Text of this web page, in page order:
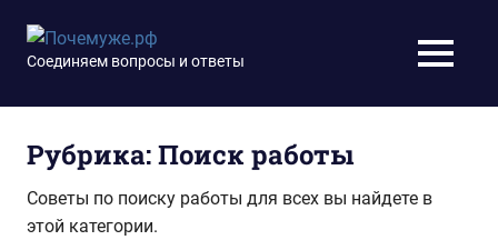
содержимому
Почемуже.рф
Соединяем вопросы и ответы МЕНЮ
Рубрика:Поиск работы
Советы по поиску работы для всех вы найдете в
этой категории.